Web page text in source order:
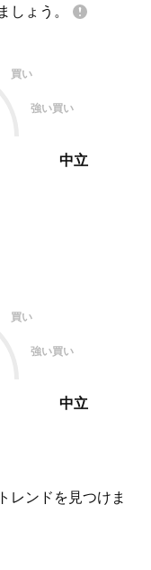
ょう。
買い
強い買い
中立
買い
強い買い
中立
レンドを見つけま